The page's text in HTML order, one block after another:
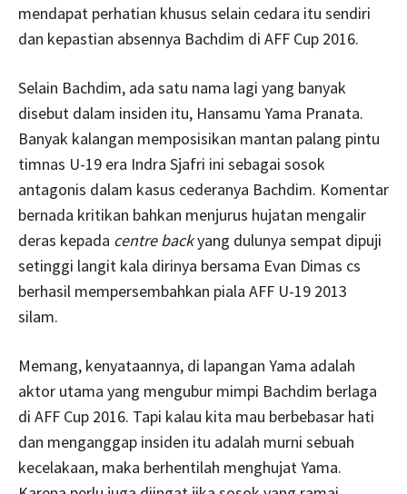
mendapat perhatian khusus selain cedara itu sendiri
dan kepastian absennya Bachdim di AFF Cup 2016.
Selain Bachdim, ada satu nama lagi yang banyak
disebut dalam insiden itu, Hansamu Yama Pranata.
Banyak kalangan memposisikan mantan palang pintu
timnas U-19 era Indra Sjafri ini sebagai sosok
antagonis dalam kasus cederanya Bachdim. Komentar
bernada kritikan bahkan menjurus hujatan mengalir
deras kepada centre backyang dulunya sempat dipuji
setinggi langit kala dirinya bersama Evan Dimas cs
berhasil mempersembahkan piala AFF U-19 2013
silam.
Memang, kenyataannya, di lapangan Yama adalah
aktor utama yang mengubur mimpi Bachdim berlaga
di AFF Cup 2016. Tapi kalau kita mau berbebasar hati
dan menganggap insiden itu adalah murni sebuah
kecelakaan, maka berhentilah menghujat Yama.